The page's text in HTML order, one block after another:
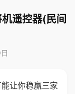
遥控器(民间
让你稳赢三家